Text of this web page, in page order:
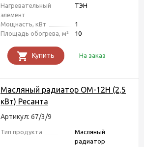
Нагревательный
элемент
ТЭН
Мощнасть, кВт
1
Площадь обогрева, м²
10
Купить На заказ
Масляный радиатор ОМ-12Н (2,5
кВт) Ресанта
Артикул: 67/3/9
Тип продукта
Масляный
радиатор